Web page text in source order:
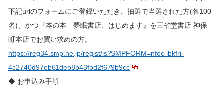
下記urlのフォームにご登録いただき、抽選で当選された方(各100
名)、かつ『本の本 夢眠書店、はじめます』を三省堂書店 神保
町本店でお買い求めの方。
https://reg34.smp.ne.jp/regist/is?SMPFORM=nfoc-lbkfri-
4c2740d97eb61deb8b43fbd2f679b9cc
◆ お申込み手順